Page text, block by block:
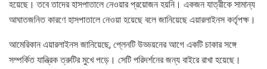
হয়েছে। তবে তাদের হাসপাতালে নেওয়ার প্রয়োজন হয়নি। একজন যাত্রীকে সামান্য
আঘাতজনিত কারণে হাসপাতালে নেওয়া হয়েছে বলে জানিয়েছে এয়ারলাইনস কর্তৃপক্ষ।
আমেরিকান এয়ারলাইনস জানিয়েছে, প্লেনটি উড্ডয়নের আগে একটি চাকার সঙ্গে
সম্পর্কিত যান্ত্রিক ত্রুটির মুখে পড়ে। সেটি পরিদর্শনের জন্য বাইরে রাখা হয়েছে।